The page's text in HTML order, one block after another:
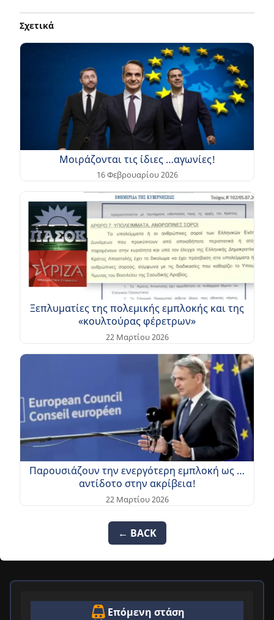
Σχετικά
Μοιράζονται τις ίδιες …αγωνίες!
16 Φεβρουαρίου 2026
Ξεπλυματίες της πολεμικής εμπλοκής και της
«κουλτούρας φέρετρων»
22 Μαρτίου 2026
Παρουσιάζουν την ενεργότερη εμπλοκή ως …
αντίδοτο στην ακρίβεια!
22 Μαρτίου 2026
← BACK
Επόμενη στάση